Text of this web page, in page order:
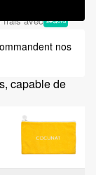
frais avec
nos
capable de